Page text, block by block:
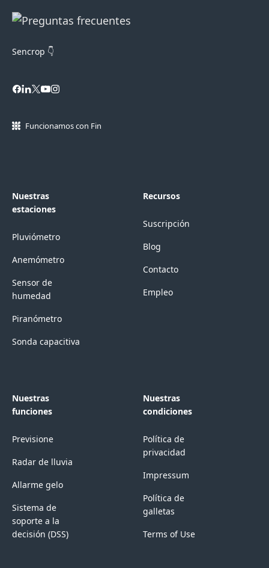
Sencrop 👇
Funcionamos con Fin
Nuestras
estaciones
Pluviómetro
Anemómetro
Sensor de
humedad
Piranómetro
Sonda capacitiva
Recursos
Suscripción
Blog
Contacto
Empleo
Nuestras
funciones
Previsione
Radar de lluvia
Allarme gelo
Sistema de
soporte a la
decisión (DSS)
Nuestras
condiciones
Política de
privacidad
Impressum
Política de
galletas
Terms of Use